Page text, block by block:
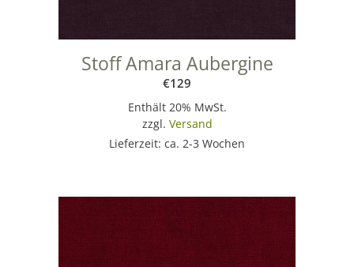
Stoff Amara Aubergine
€129
Enthält 20% MwSt.
zzgl. Versand
Lieferzeit: ca. 2-3 Wochen